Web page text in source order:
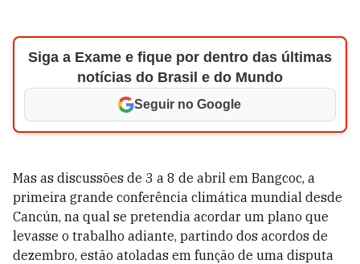
Siga a Exame e fique por dentro das últimas
notícias do Brasil e do Mundo
Seguir no Google
Mas as discussões de 3 a 8 de abril em Bangcoc, a
primeira grande conferência climática mundial desde
Cancún, na qual se pretendia acordar um plano que
levasse o trabalho adiante, partindo dos acordos de
dezembro, estão atoladas em função de uma disputa